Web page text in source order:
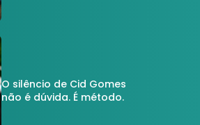
O silêncio de Cid Gomes
não é dúvida. É método.